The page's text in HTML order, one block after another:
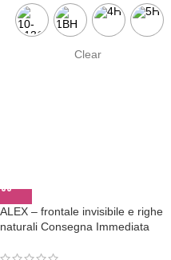
Clear
ALEX – frontale invisibile e righe
naturali Consegna Immediata